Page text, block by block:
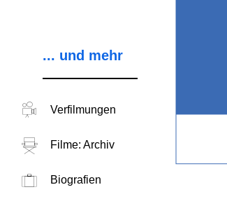
... und mehr
Verfilmungen
Filme: Archiv
Biografien